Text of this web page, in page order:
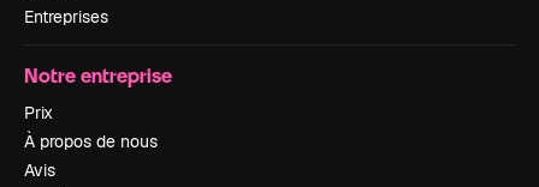
Entreprises
Notre entreprise
Prix
À propos de nous
Avis